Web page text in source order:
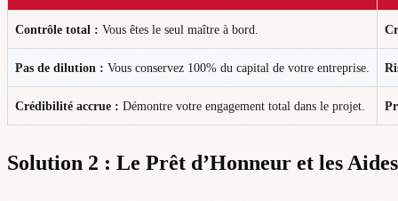
Contrôle total : Vous êtes le seul maître à bord.
Pas de dilution : Vous conservez 100% du capital de votre entreprise.
Crédibilité accrue : Démontre votre engagement total dans le projet.
Solution 2 : Le Prêt d’Honneur et les